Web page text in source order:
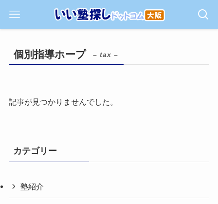
個別指導ホープ – tax –
記事が見つかりませんでした。
カテゴリー
塾紹介